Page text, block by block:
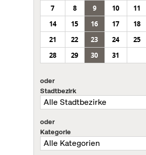
7
8 9 10 11
14
15 16 17 18
21
22 23 24 25
28
29 30 31
oder
Stadtbezirk
oder
Kategorie